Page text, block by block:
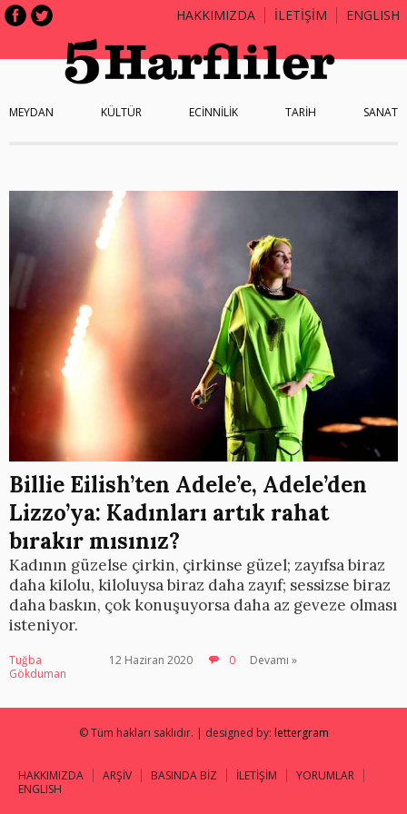
HAKKIMIZDA İLETİŞİM ENGLISH
MEYDAN KÜLTÜR ECİNNİLİK TARİH SANAT
Billie Eilish’ten Adele’e, Adele’den
Lizzo’ya: Kadınları artık rahat
bırakır mısınız?
Kadının güzelse çirkin, çirkinse güzel; zayıfsa biraz
daha kilolu, kiloluysa biraz daha zayıf; sessizse biraz
daha baskın, çok konuşuyorsa daha az geveze olması
isteniyor.
Tuğba
Gökduman
12 Haziran 2020 0 Devamı »
© Tüm hakları saklıdır. | designed by: lettergram
HAKKIMIZDA ARŞİV BASINDA BİZ İLETİŞİM
YORUMLAR
ENGLISH